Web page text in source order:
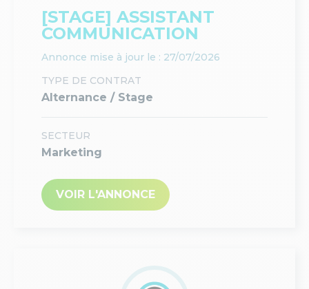
[STAGE] ASSISTANT
COMMUNICATION
Annonce mise à jour le : 27/07/2026
TYPE DE CONTRAT
Alternance / Stage
SECTEUR
Marketing
VOIR L'ANNONCE